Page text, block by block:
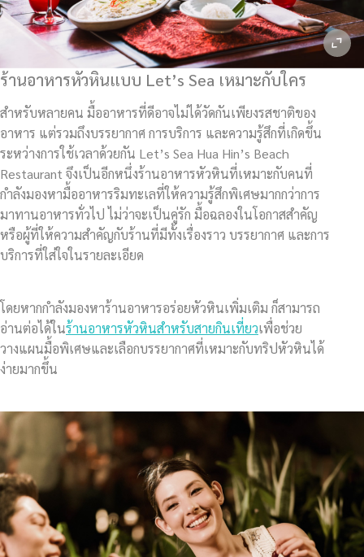
ร้านอาหารหัวหินแบบ Let’s Sea เหมาะกับใคร
สำหรับหลายคน มื้ออาหารที่ดีอาจไม่ได้วัดกันเพียงรสชาติของ
อาหาร แต่รวมถึงบรรยากาศ การบริการ และความรู้สึกที่เกิดขึ้น
ระหว่างการใช้เวลาด้วยกัน Let’s Sea Hua Hin’s Beach
Restaurant จึงเป็นอีกหนึ่งร้านอาหารหัวหินที่เหมาะกับคนที่
กำลังมองหามื้ออาหารริมทะเลที่ให้ความรู้สึกพิเศษมากกว่าการ
มาทานอาหารทั่วไป ไม่ว่าจะเป็นคู่รัก มื้อฉลองในโอกาสสำคัญ
หรือผู้ที่ให้ความสำคัญกับร้านที่มีทั้งเรื่องราว บรรยากาศ และการ
บริการที่ใส่ใจในรายละเอียด
โดยหากกำลังมองหาร้านอาหารอร่อยหัวหินเพิ่มเติม ก็สามารถ
อ่านต่อได้ในร้านอาหารหัวหินสำหรับสายกินเที่ยวเพื่อช่วย
วางแผนมื้อพิเศษและเลือกบรรยากาศที่เหมาะกับทริปหัวหินได้
ง่ายมากขึ้น